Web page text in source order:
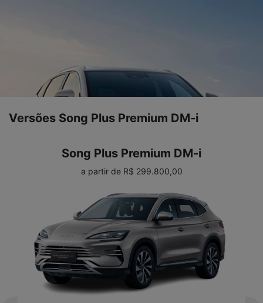
Versões Song Plus Premium DM-i
Song Plus Premium DM-i
a partir de R$ 299.800,00